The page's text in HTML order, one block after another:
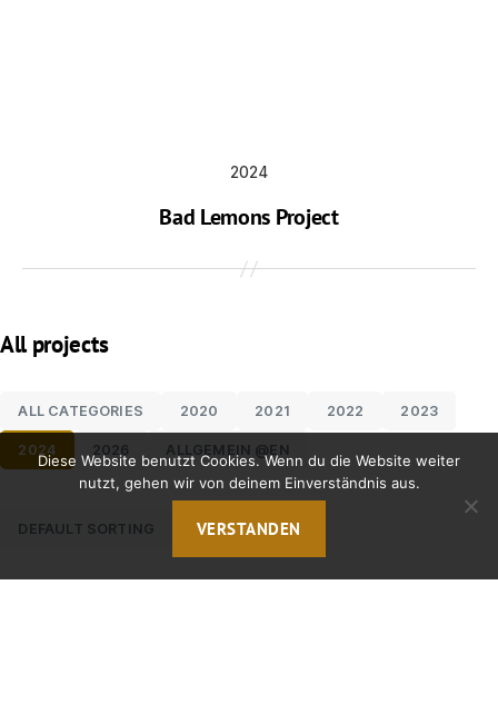
2024
Bad Lemons Project
All projects
ALL CATEGORIES 2020 2021 2022 2023
2024 2026 ALLGEMEIN @EN
Diese Website benutzt Cookies. Wenn du die Website weiter
nutzt, gehen wir von deinem Einverständnis aus.
VERSTANDEN